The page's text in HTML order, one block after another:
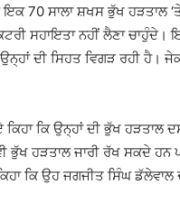
70 ਸਾਲਾ ਸ਼ਖਸ ਭੁੱਖ ਹੜਤਾਲ
ਸਹਾਇਤਾ ਨਹੀਂ ਲੈਣਾ ਚਾਹੁੰਦੇ।
ਦੀ ਸਿਹਤ ਵਿਗੜ ਰਹੀ ਹੈ।
ਕਿ ਉਨ੍ਹਾਂ ਦੀ ਭੁੱਖ ਹੜਤਾਲ
ਹੜਤਾਲ ਜਾਰੀ ਰੱਖ ਸਕਦੇ ਹਨ
ਕਿ ਉਹ ਜਗਜੀਤ ਸਿੰਘ ਡੱਲੇਵਾਲ